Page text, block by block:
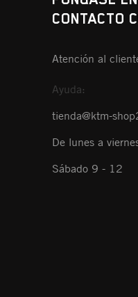
CONTACTO
Atención al
Ayuda:
tienda@ktm-
De lunes a
Sábado 9 - 12